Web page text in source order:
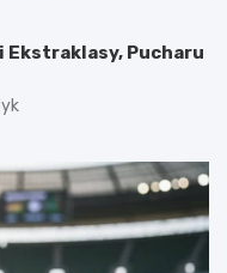
Ekstraklasy, Pucharu